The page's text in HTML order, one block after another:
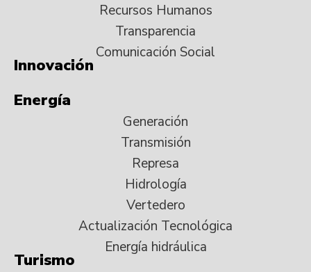
Recursos Humanos
Transparencia
Comunicación Social
Innovación
Energía
Generación
Transmisión
Represa
Hidrología
Vertedero
Actualización Tecnológica
Energía hidráulica
Turismo